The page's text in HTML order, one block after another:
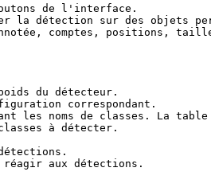
de l'interface.
la détection sur des objets
comptes, positions,
du détecteur.
correspondant.
noms de classes. La table
à détecter.
aux détections.